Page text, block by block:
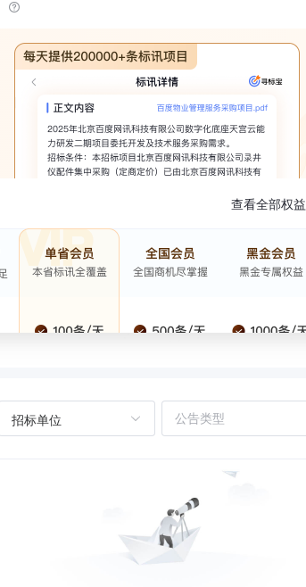
查看全部权益
招标单位